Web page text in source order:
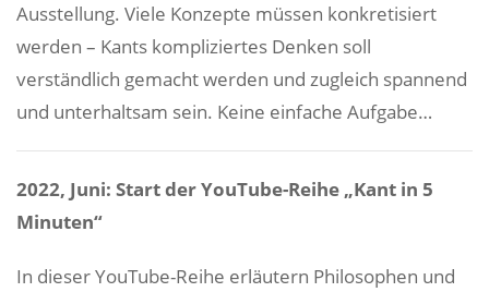
Ausstellung. Viele Konzepte müssen konkretisiert
werden – Kants kompliziertes Denken soll
verständlich gemacht werden und zugleich spannend
und unterhaltsam sein. Keine einfache Aufgabe…
2022, Juni: Start der YouTube-Reihe „Kant in 5
Minuten“
In dieser YouTube-Reihe erläutern Philosophen und